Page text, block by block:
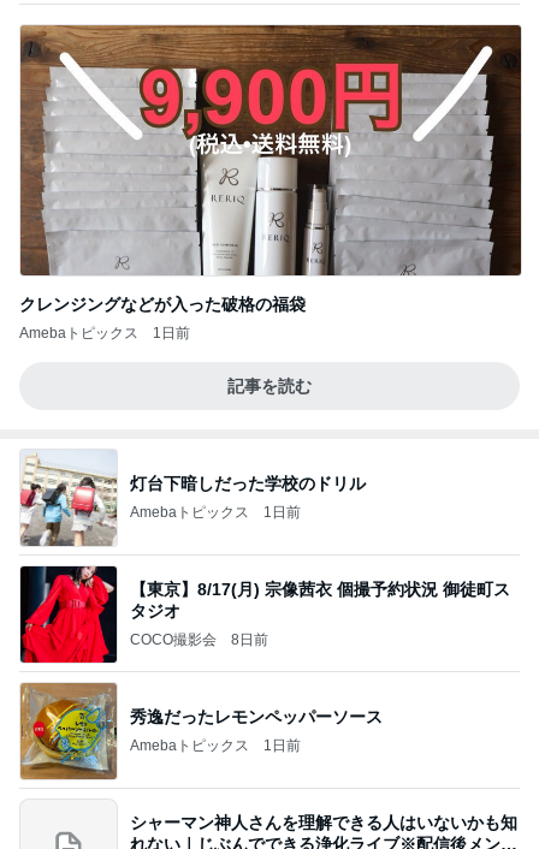
クレンジングなどが入った破格の福袋
Amebaトピックス 1日前
記事を読む
灯台下暗しだった学校のドリル
Amebaトピックス 1日前
【東京】8/17(月) 宗像茜衣 個撮予約状況 御徒町ス
タジオ
COCO撮影会 8日前
秀逸だったレモンペッパーソース
Amebaトピックス 1日前
シャーマン神人さんを理解できる人はいないかも知
れない｜じぶんでできる浄化ライブ※配信後メンバ